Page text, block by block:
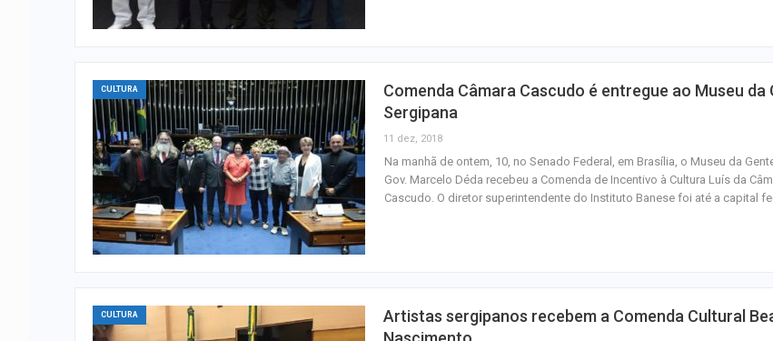
CULTURA
Comenda Câmara Cascudo é entregue ao Museu da
Sergipana
11 dez, 2018
Na manhã de ontem, 10, no Senado Federal, em Brasília, o Museu da
Gov. Marcelo Déda recebeu a Comenda de Incentivo à Cultura Luís da
Cascudo. O diretor superintendente do Instituto Banese foi até a capital
CULTURA
Artistas sergipanos recebem a Comenda Cultural